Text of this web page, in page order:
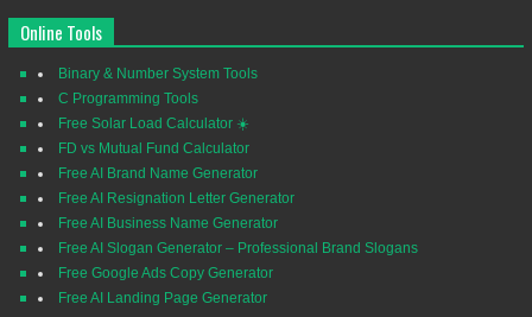
Online Tools
Binary & Number System Tools
C Programming Tools
Free Solar Load Calculator ☀️
FD vs Mutual Fund Calculator
Free AI Brand Name Generator
Free AI Resignation Letter Generator
Free AI Business Name Generator
Free AI Slogan Generator – Professional Brand Slogans
Free Google Ads Copy Generator
Free AI Landing Page Generator